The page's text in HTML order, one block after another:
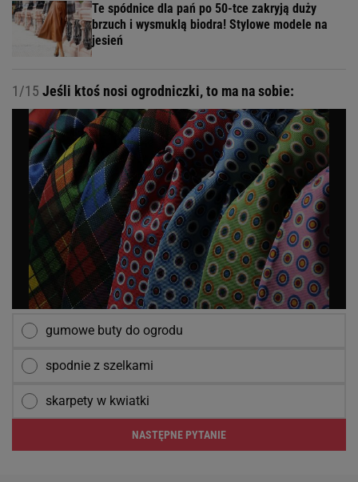
Te spódnice dla pań po 50-tce zakryją duży
brzuch i wysmuklą biodra! Stylowe modele na
jesień
1/15 Jeśli ktoś nosi ogrodniczki, to ma na sobie:
gumowe buty do ogrodu
spodnie z szelkami
skarpety w kwiatki
NASTĘPNE PYTANIE